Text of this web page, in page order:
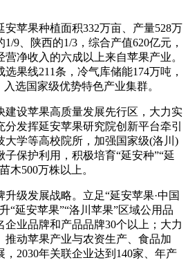
苹果种植面积332万亩、产量528万
9、陕西的1/3，综合产值620亿元，
净收入的六成以上来自苹果产业。
果线211条，冷气库储能174万吨，
选国家级优势特色产业集群。
设苹果高质量发展先行区，大力实
发挥延安苹果研究院创新平台牵引
大学等高校院所，加强国家级(洛川)
保护利用，积极培育“延安种”“延
木500万株以上。
级发展战略。立足“延安苹果·中国
“延安苹果”“洛川苹果”区域公用品
企业品牌和产品品牌30个以上；大力
推动苹果产业与农资生产、食品加
2030年关联企业达到140家、年产